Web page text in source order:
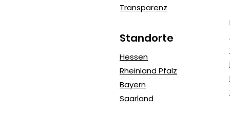
Transparenz
Standorte
Hessen
Rheinland Pfalz
Bayern
Saarland